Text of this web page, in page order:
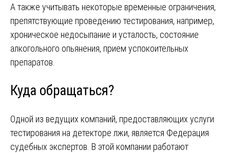
А также учитывать некоторые временные ограничения,
препятствующие проведению тестирования, например,
хроническое недосыпание и усталость, состояние
алкогольного опьянения, прием успокоительных
препаратов.
Куда обращаться?
Одной из ведущих компаний, предоставляющих услуги
тестирования на детекторе лжи, является Федерация
судебных экспертов. В этой компании работают